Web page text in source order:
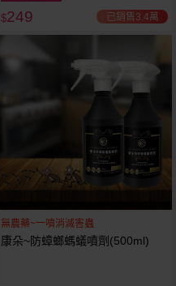
$249 已銷售3.4萬
無農藥~一噴消滅害蟲
康朵~防蟑螂螞蟻噴劑(500ml)